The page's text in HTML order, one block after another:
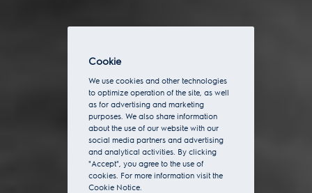
Cookie
We use cookies and other technologies
to optimize operation of the site, as well
as for advertising and marketing
purposes. We also share information
about the use of our website with our
social media partners and advertising
and analytical activities. By clicking
"Accept", you agree to the use of
cookies. For more information visit the
Cookie Notice.